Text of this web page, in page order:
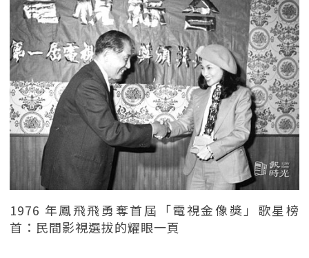
1976 年鳳飛飛勇奪首屆「電視金像獎」歌星榜
首：民間影視選拔的耀眼一頁